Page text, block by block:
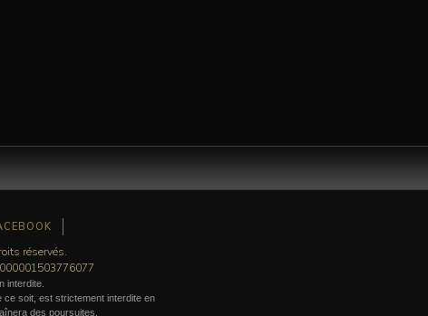
réservés.
interdite.
soit, est strictement interdite en
des poursuites.